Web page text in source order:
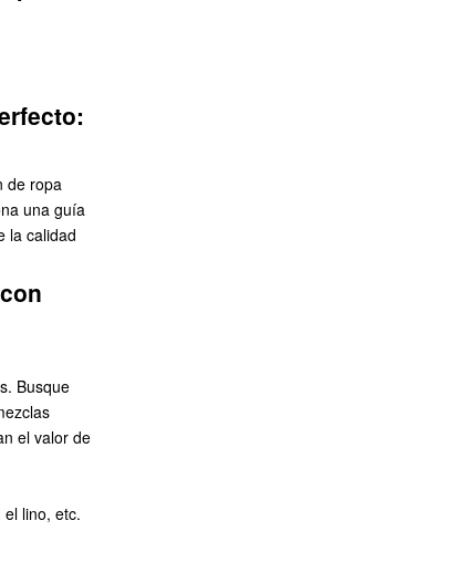
de ropa
una guía
la calidad
Busque
el valor de
lino, etc.